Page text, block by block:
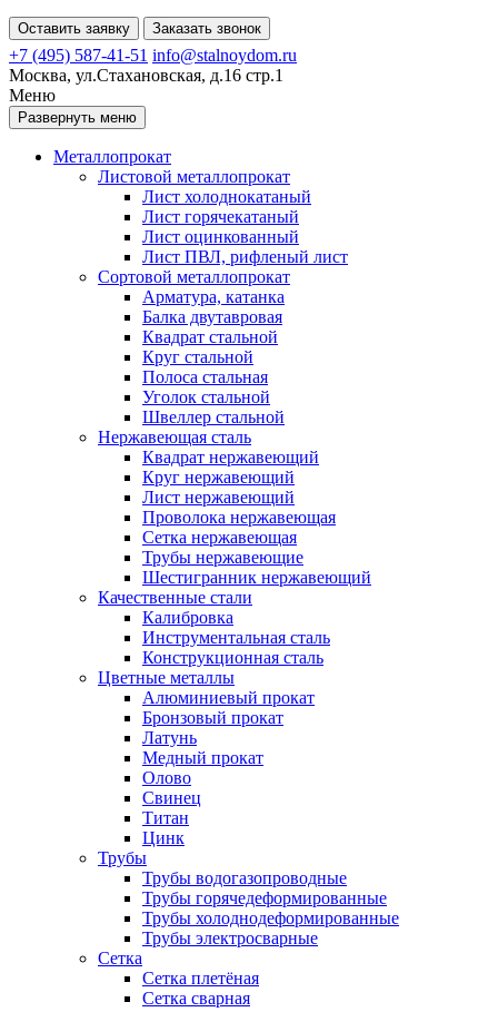
Оставить заявку Заказать звонок
+7 (495) 587-41-51 info@stalnoydom.ru
Москва, ул.Стахановская, д.16 стр.1
Меню
Развернуть меню
Металлопрокат
Листовой металлопрокат
Лист холоднокатаный
Лист горячекатаный
Лист оцинкованный
Лист ПВЛ, рифленый лист
Сортовой металлопрокат
Арматура, катанка
Балка двутавровая
Квадрат стальной
Круг стальной
Полоса стальная
Уголок стальной
Швеллер стальной
Нержавеющая сталь
Квадрат нержавеющий
Круг нержавеющий
Лист нержавеющий
Проволока нержавеющая
Сетка нержавеющая
Трубы нержавеющие
Шестигранник нержавеющий
Качественные стали
Калибровка
Инструментальная сталь
Конструкционная сталь
Цветные металлы
Алюминиевый прокат
Бронзовый прокат
Латунь
Медный прокат
Олово
Свинец
Титан
Цинк
Трубы
Трубы водогазопроводные
Трубы горячедеформированные
Трубы холоднодеформированные
Трубы электросварные
Сетка
Сетка плетёная
Сетка сварная